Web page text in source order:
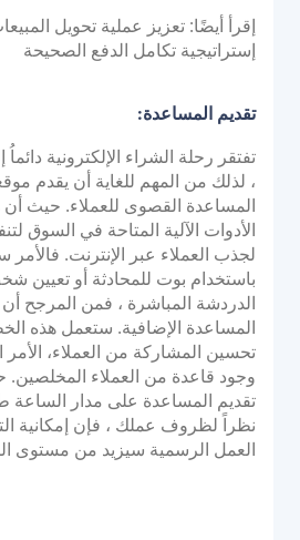
إقرأ أيضًا: تعزيز عملية تحويل
إستراتيجية تكامل الدفع الصحيحة
تقديم المساعدة:
تفتقر رحلة الشراء الإلكترونية
، لذلك من المهم للغاية أن يقدم
المساعدة القصوى للعملاء. حيث أن
الأدوات الآلية المتاحة في السوق
لجذب العملاء عبر الإنترنت. فالأمر
باستخدام بوت للمحادثة أو تعيين
الدردشة المباشرة ، فمن المرجح
المساعدة الإضافية. ستعمل هذه
تحسين المشاركة من العملاء،
وجود قاعدة من العملاء
تقديم المساعدة على مدار الساعة
نظراً لظروف عملك ، فإن إمكانية
العمل الرسمية سيزيد من مستوى